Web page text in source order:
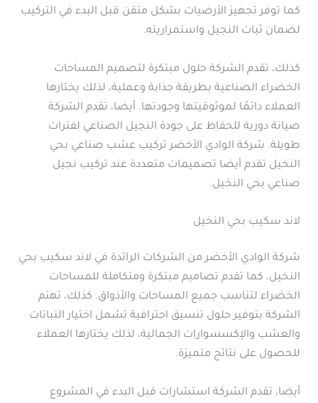
كما توفر تجهيز الأرضيات بشكل متقن قبل البدء في التركيب
لضمان ثبات النجيل واستمراريته.
كذلك، تقدم الشركة حلول مبتكرة لتصميم المساحات
الخضراء الصناعية بطريقة جذابة وعملية، لذلك يختارها
العملاء دائمًا لموثوقيتها وجودتها. أيضا، تقدم الشركة
صيانة دورية للحفاظ على جودة النجيل الصناعي لفترات
طويلة. شركة الوادي الأخضر تركيب عشب صناعي بحي
النخيل تقدم أيضا تصميمات متعددة عند تركيب نجيل
صناعي بحي النخيل.
لاند سكيب بحي النخيل
شركة الوادي الأخضر من الشركات الرائدة في لاند سكيب بحي
النخيل، كما تقدم تصاميم مبتكرة ومتكاملة للمساحات
الخضراء لتناسب جميع المساحات والأذواق. كذلك، تهتم
الشركة بتوفير حلول تنسيق احترافية تشمل اختيار النباتات
والعشب والإكسسوارات الجمالية، لذلك يختارها العملاء
للحصول على نتائج متميزة.
أيضا، تقدم الشركة استشارات قبل البدء في المشروع